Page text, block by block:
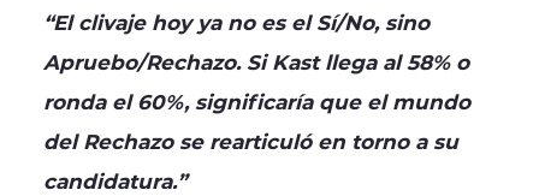
“El clivaje hoy ya no es el Sí/No, sino
Apruebo/Rechazo. Si Kast llega al 58% o
ronda el 60%, significaría que el mundo
del Rechazo se rearticuló en torno a su
candidatura.”